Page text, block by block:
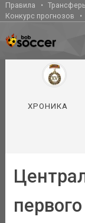
Правила
Конкурс прогнозов
ХРОНИКА